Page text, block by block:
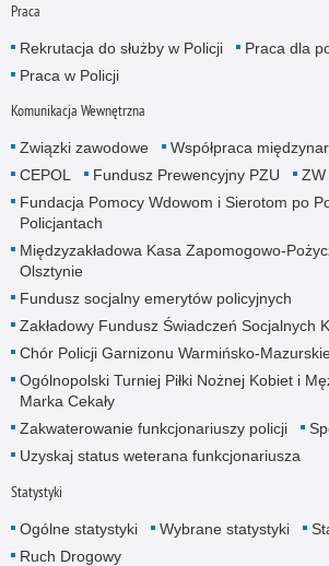
Praca
Rekrutacja do służby w Policji
Praca dla
Praca w Policji
Komunikacja Wewnętrzna
Związki zawodowe Współpraca
CEPOL
Fundusz Prewencyjny PZU
ZW
Fundacja Pomocy Wdowom i Sierotom po
Policjantach
Międzyzakładowa Kasa Zapomogowo-
Olsztynie
Fundusz socjalny emerytów policyjnych
Zakładowy Fundusz Świadczeń Socjalnych
Chór Policji Garnizonu Warmińsko-
Ogólnopolski Turniej Piłki Nożnej Kobiet i
Marka Cekały
Zakwaterowanie funkcjonariuszy policji
Uzyskaj status weterana funkcjonariusza
Statystyki
Ogólne statystyki Wybrane statystyki
Ruch Drogowy